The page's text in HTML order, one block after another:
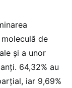
de
și a unor
64,32% au
iar 9,69%